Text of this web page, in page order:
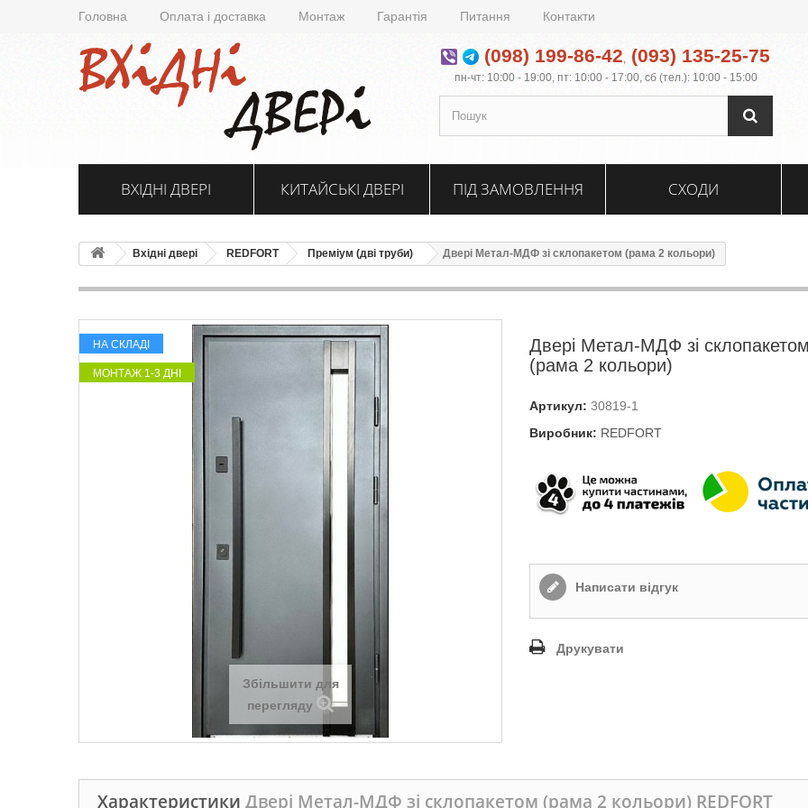
Головна Оплата і доставка Монтаж Гарантія Питання Контакти
(098) 199-86-42, (093) 135-25-75
пн-чт: 10:00 - 19:00, пт: 10:00 - 17:00, сб (тел.): 10:00 - 15:00
ВХІДНІ ДВЕРІ КИТАЙСЬКІ ДВЕРІ ПІД ЗАМОВЛЕННЯ СХОДИ
Вхідні двері REDFORT Преміум (дві труби) Двері Метал-МДФ зі склопакетом (рама 2 кольори)
НА СКЛАДІ
МОНТАЖ 1-3 ДНІ
Збільшити для
перегляду
Двері Метал-МДФ зі
(рама 2 кольори)
Артикул: 30819-1
Виробник: REDFORT
Написати відгук
Друкувати
Характеристики Двері Метал-МДФ зі склопакетом (рама 2 кольори) REDFORT